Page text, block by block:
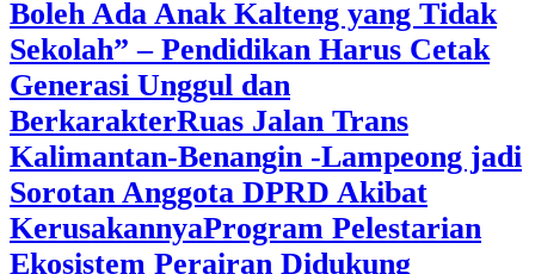
Boleh Ada Anak Kalteng yang Tidak
Sekolah” – Pendidikan Harus Cetak
Generasi Unggul dan
BerkarakterRuas Jalan Trans
Kalimantan-Benangin -Lampeong jadi
Sorotan Anggota DPRD Akibat
KerusakannyaProgram Pelestarian
Ekosistem Perairan Didukung